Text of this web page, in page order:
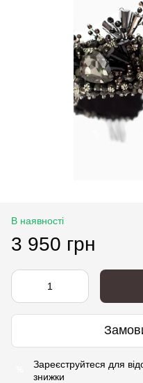
В наявності
3 950 грн
Зареєструйтеся для
знижки